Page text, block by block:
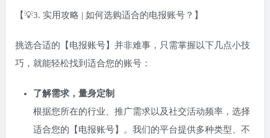
【💡3. 实用攻略 | 如何选购适合的电报账号？】
挑选合适的【电报账号】并非难事，只需掌握以下几点小技
巧，就能轻松找到适合您的账号：
了解需求，量身定制
根据您所在的行业、推广需求以及社交活动频率，选择
适合您的【电报账号】。我们的平台提供多种类型、不